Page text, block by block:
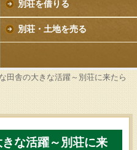
別荘を借りる
別荘・土地を売る
田舎の大きな活躍～別荘に来たら
な活躍～別荘に来